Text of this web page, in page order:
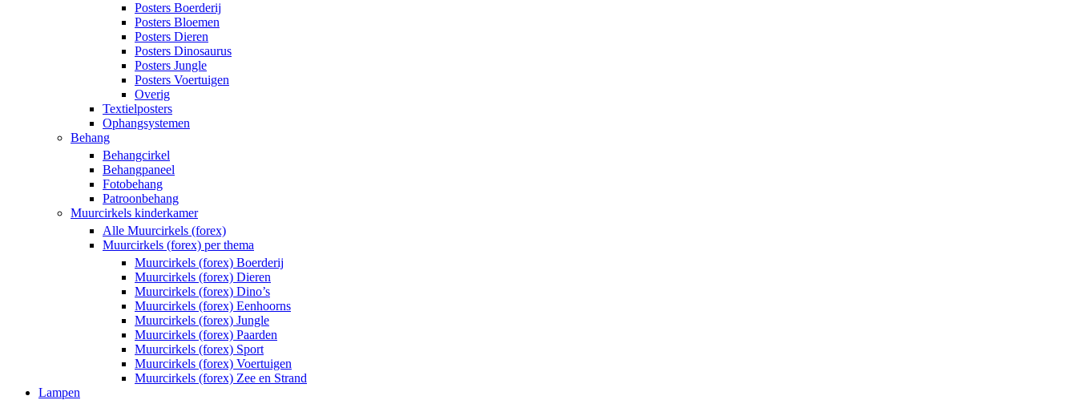
Posters Boerderij
Posters Bloemen
Posters Dieren
Posters Dinosaurus
Posters Jungle
Posters Voertuigen
Overig
Textielposters
Ophangsystemen
Behang
Behangcirkel
Behangpaneel
Fotobehang
Patroonbehang
Muurcirkels kinderkamer
Alle Muurcirkels (forex)
Muurcirkels (forex) per thema
Muurcirkels (forex) Boerderij
Muurcirkels (forex) Dieren
Muurcirkels (forex) Dino’s
Muurcirkels (forex) Eenhoorns
Muurcirkels (forex) Jungle
Muurcirkels (forex) Paarden
Muurcirkels (forex) Sport
Muurcirkels (forex) Voertuigen
Muurcirkels (forex) Zee en Strand
Lampen